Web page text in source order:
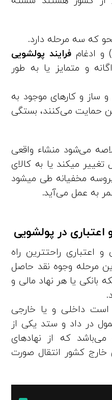
که سه مرحله دارد.
و ادغام فرایند پولشویی
و متمایز یا به طور
و ساز و کارهای موجود به
حمایت می‌کنند، بستگی
می‌شود منشاء واقعی
میکند یا به کالای
مخفیانه طی میشود
به عمل می‌آید.
در پولشویی
اعتباری راحتترین راه
مرحله وجوه نقد حاصل
بانکی یا هر نهاد مالی و
داخلی و یا خارجی
در داد و ستد یکی از
که از نهادهای
خارج کشور انتقال صورت